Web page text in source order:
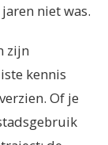
niet was.
zijn
kennis
Of je